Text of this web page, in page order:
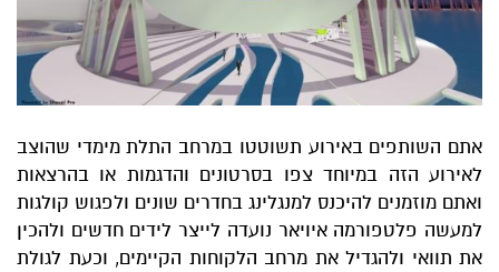
אתם השותפים באירוע תשוטטו במרחב התלת מימדי שהוצב
לאירוע הזה במיוחד צפו בסרטונים והדגמות או בהרצאות
ואתם מוזמנים להיכנס למנגלינג בחדרים שונים ולפגוש קולגות
למעשה פלטפורמה איויאר נועדה לייצר לידים חדשים ולהכין
את תוואי ולהגדיל את מרחב הלקוחות הקיימים, וכעת לגולת